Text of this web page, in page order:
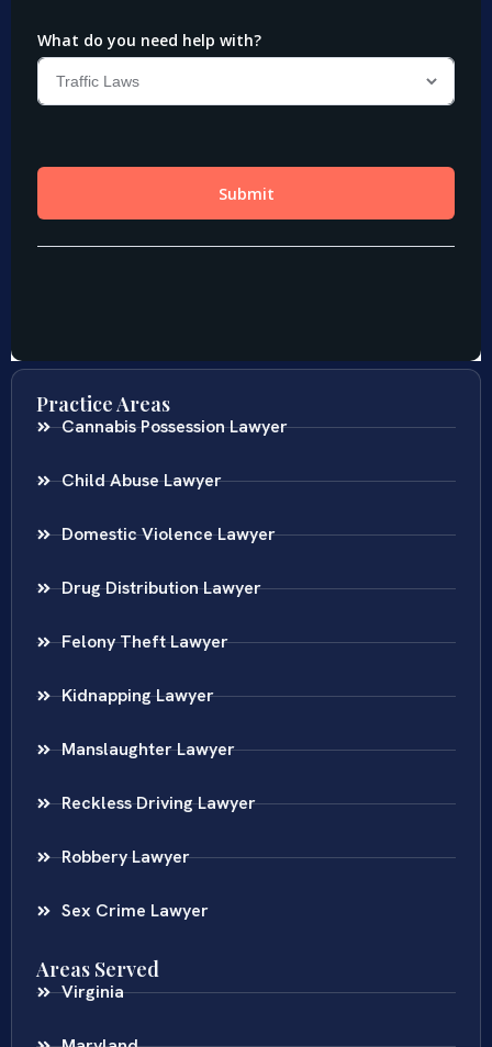
Practice Areas
Cannabis Possession Lawyer
Child Abuse Lawyer
Domestic Violence Lawyer
Drug Distribution Lawyer
Felony Theft Lawyer
Kidnapping Lawyer
Manslaughter Lawyer
Reckless Driving Lawyer
Robbery Lawyer
Sex Crime Lawyer
Areas Served
Virginia